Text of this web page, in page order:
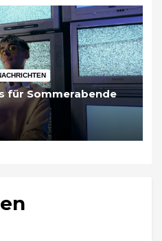
für Sommerabende